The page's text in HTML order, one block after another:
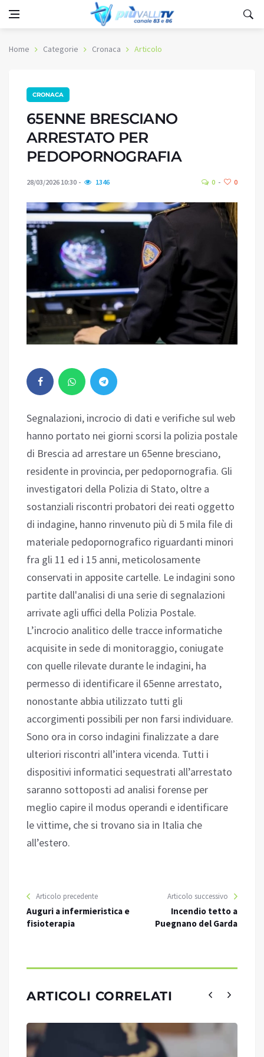
Home Categorie Cronaca Articolo
CRONACA
65ENNE BRESCIANO
ARRESTATO PER
PEDOPORNOGRAFIA
28/03/2026 10:30 1346 0 0
Segnalazioni, incrocio di dati e verifiche sul web
hanno portato nei giorni scorsi la polizia postale
di Brescia ad arrestare un 65enne bresciano,
residente in provincia, per pedopornografia. Gli
investigatori della Polizia di Stato, oltre a
sostanziali riscontri probatori dei reati oggetto
di indagine, hanno rinvenuto più di 5 mila file di
materiale pedopornografico riguardanti minori
fra gli 11 ed i 15 anni, meticolosamente
conservati in apposite cartelle. Le indagini sono
partite dall'analisi di una serie di segnalazioni
arrivate agli uffici della Polizia Postale.
L’incrocio analitico delle tracce informatiche
acquisite in sede di monitoraggio, coniugate
con quelle rilevate durante le indagini, ha
permesso di identificare il 65enne arrestato,
nonostante abbia utilizzato tutti gli
accorgimenti possibili per non farsi individuare.
Sono ora in corso indagini finalizzate a dare
ulteriori riscontri all’intera vicenda. Tutti i
dispositivi informatici sequestrati all’arrestato
saranno sottoposti ad analisi forense per
meglio capire il modus operandi e identificare
le vittime, che si trovano sia in Italia che
all’estero.
Articolo precedente
Auguri a infermieristica e
fisioterapia
Articolo successivo
Incendio tetto a
Puegnano del Garda
ARTICOLI CORRELATI